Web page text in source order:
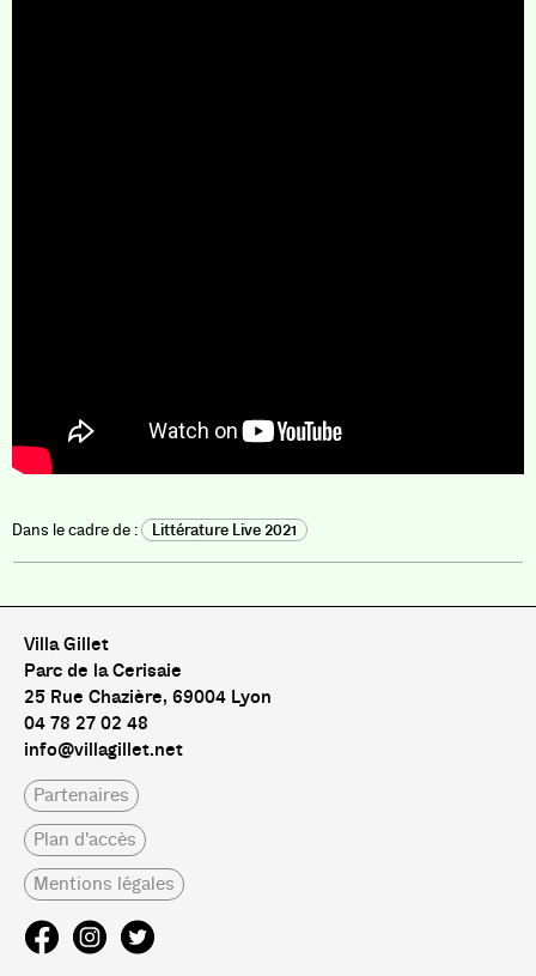
Littérature Live 2021
Villa Gillet
Parc de la Cerisaie
25 Rue Chazière, 69004 Lyon
04 78 27 02 48
info@villagillet.net
Partenaires
Plan d'accès
Mentions légales